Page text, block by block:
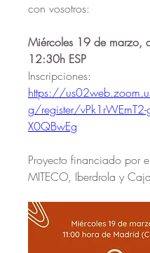
con vosotros:
Miércoles 19 de marzo,
12:30h ESP
https://
g/register/vPk1rWEmT2-
X0QBwEg
Proyecto financiado por el
MITECO, Iberdrola y